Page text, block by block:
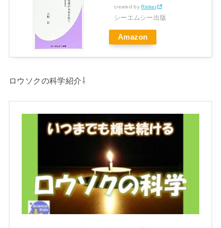
created byRinker
シーエムシー出版
Amazon
ロウソクの科学紹介⇩